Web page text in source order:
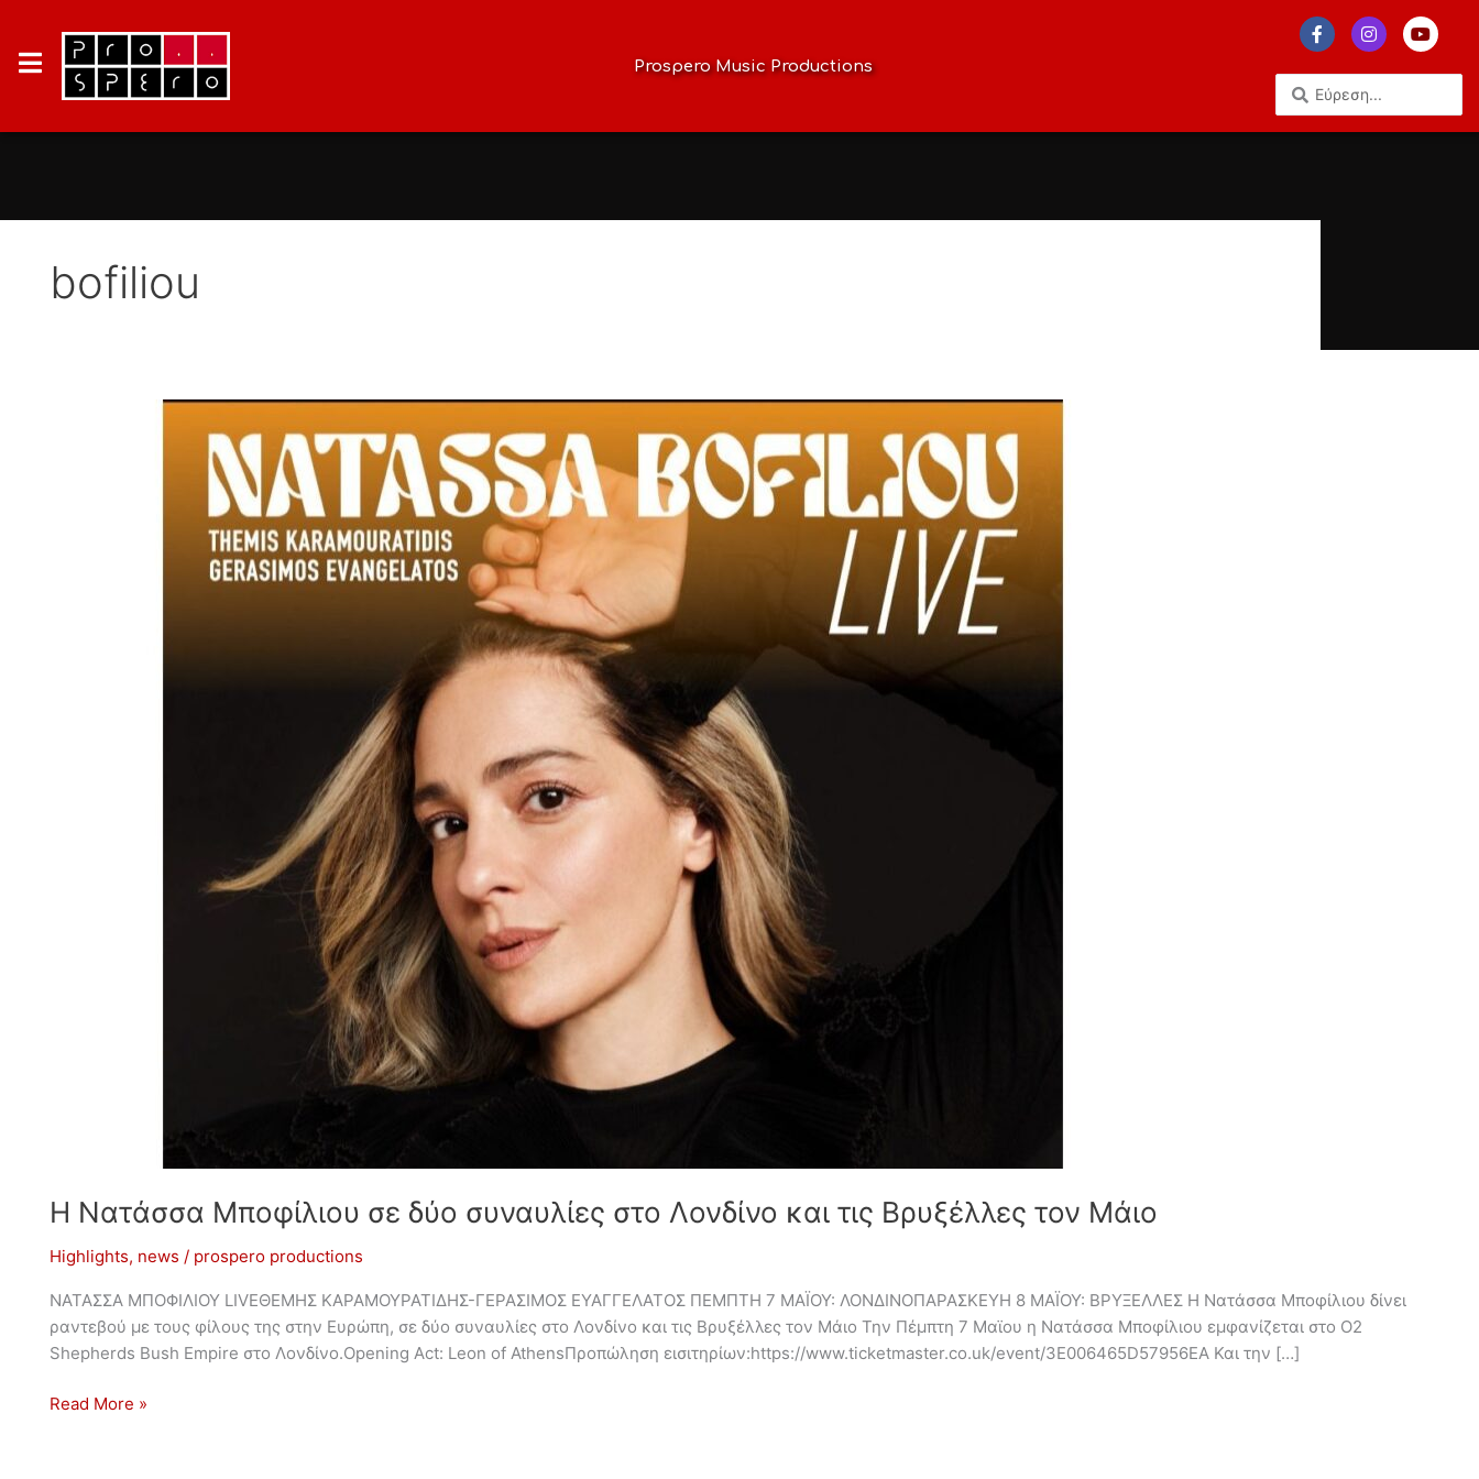
Prospero Music Productions
bofiliou
Η Νατάσσα Μποφίλιου σε δύο συναυλίες στο Λονδίνο και τις Βρυξέλλες τον Μάιο
Highlights, news / prospero productions
ΝΑΤΑΣΣΑ ΜΠΟΦΙΛΙΟΥ LIVEΘΕΜΗΣ ΚΑΡΑΜΟΥΡΑΤΙΔΗΣ-ΓΕΡΑΣΙΜΟΣ ΕΥΑΓΓΕΛΑΤΟΣ ΠΕΜΠΤΗ 7 ΜΑΪΟΥ: ΛΟΝΔΙΝΟΠΑΡΑΣΚΕΥΗ 8 ΜΑΪΟΥ: ΒΡΥΞΕΛΛΕΣ Η Νατάσσα Μποφίλιου δίνει
ραντεβού με τους φίλους της στην Ευρώπη, σε δύο συναυλίες στο Λονδίνο και τις Βρυξέλλες τον Μάιο Την Πέμπτη 7 Μαϊου η Νατάσσα Μποφίλιου εμφανίζεται στο O2
Shepherds Bush Empire στο Λονδίνο.Opening Act: Leon of AthensΠροπώληση εισιτηρίων:https://www.ticketmaster.co.uk/event/3E006465D57956EA Και την […]
Read More »